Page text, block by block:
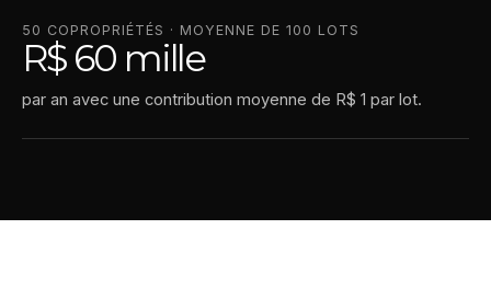
50 COPROPRIÉTÉS · MOYENNE DE 100 LOTS
R$ 60 mille
par an avec une contribution moyenne de R$ 1 par lot.